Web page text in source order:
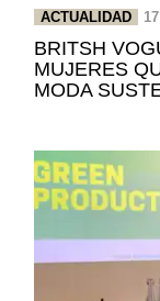
ACTUALIDAD
BRITSH
MUJERES
MODA